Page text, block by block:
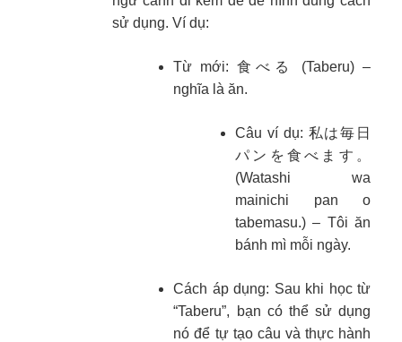
sử dụng. Ví dụ:
Từ mới: 食べる (Taberu) –
nghĩa là ăn.
Câu ví dụ: 私は毎日
パンを食べます。
(Watashi wa
mainichi pan o
tabemasu.) – Tôi ăn
bánh mì mỗi ngày.
Cách áp dụng: Sau khi học từ
“Taberu”, bạn có thể sử dụng
nó để tự tạo câu và thực hành